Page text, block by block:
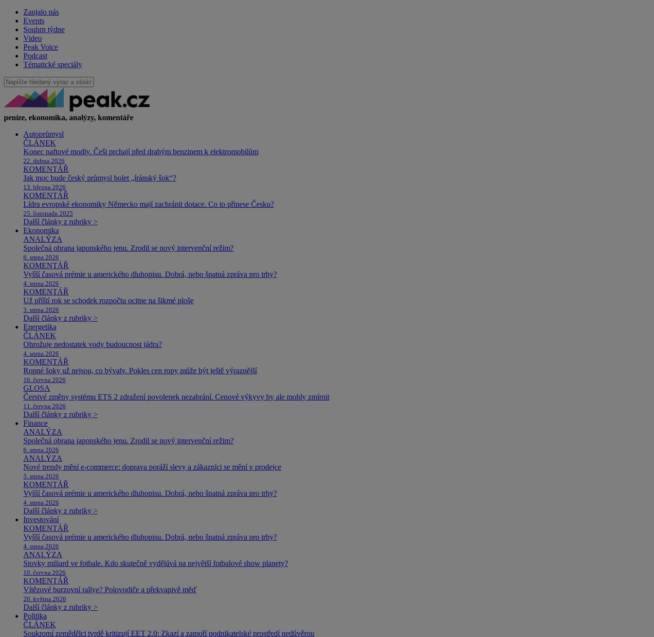
Zaujalo nás
Events
Souhrn týdne
Video
Peak Voice
Podcast
Tématické speciály
peníze, ekonomika, analýzy, komentáře
Autoprůmysl
ČLÁNEK
Konec naftové modly. Češi prchají před drahým benzinem k elektromobilům
22. dubna 2026
KOMENTÁŘ
Jak moc bude český průmysl bolet „íránský šok“?
13. března 2026
KOMENTÁŘ
Lídra evropské ekonomiky Německo mají zachránit dotace. Co to přinese Česku?
25. listopadu 2025
Další články z rubriky >
Ekonomika
ANALÝZA
Společná obrana japonského jenu. Zrodil se nový intervenční režim?
6. srpna 2026
KOMENTÁŘ
Vyšší časová prémie u amerického dluhopisu. Dobrá, nebo špatná zpráva pro trhy?
4. srpna 2026
KOMENTÁŘ
Už příští rok se schodek rozpočtu ocitne na šikmé ploše
3. srpna 2026
Další články z rubriky >
Energetika
ČLÁNEK
Ohrožuje nedostatek vody budoucnost jádra?
4. srpna 2026
KOMENTÁŘ
Ropné šoky už nejsou, co bývaly. Pokles cen ropy může být ještě výraznější
16. června 2026
GLOSA
Čerstvé změny systému ETS 2 zdražení povolenek nezabrání. Cenové výkyvy by ale mohly zmírnit
11. června 2026
Další články z rubriky >
Finance
ANALÝZA
Společná obrana japonského jenu. Zrodil se nový intervenční režim?
6. srpna 2026
ANALÝZA
Nové trendy mění e-commerce: doprava poráží slevy a zákazníci se mění v prodejce
5. srpna 2026
KOMENTÁŘ
Vyšší časová prémie u amerického dluhopisu. Dobrá, nebo špatná zpráva pro trhy?
4. srpna 2026
Další články z rubriky >
Investování
KOMENTÁŘ
Vyšší časová prémie u amerického dluhopisu. Dobrá, nebo špatná zpráva pro trhy?
4. srpna 2026
ANALÝZA
Stovky miliard ve fotbale. Kdo skutečně vydělává na největší fotbalové show planety?
10. června 2026
KOMENTÁŘ
Vítězové burzovní rallye? Polovodiče a překvapivě měď
20. května 2026
Další články z rubriky >
Politika
ČLÁNEK
Soukromí zemědělci tvrdě kritizují EET 2.0: Zkazí a zamoří podnikatelské prostředí nedůvěrou